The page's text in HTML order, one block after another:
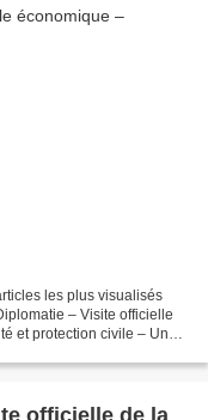
les plus visualisés
– Visite officielle
et protection civile – Une